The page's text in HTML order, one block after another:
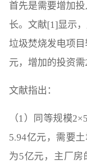
首先是需要增加
长。文献[1]显示
垃圾焚烧发电项
元，增加的投资需
文献指出：
（1）同等规模
5.94亿元，需要
为5亿元，主厂房